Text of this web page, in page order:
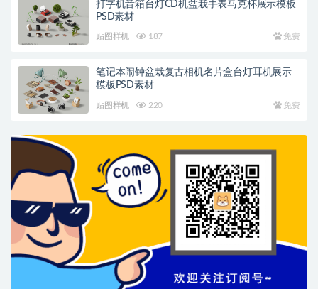
打字机音箱台灯CD机盆栽手表马克杯展示模板
PSD素材
贴图样机 187 免费
笔记本闹钟盆栽复古相机名片盒台灯耳机展示
模板PSD素材
贴图样机 220 免费